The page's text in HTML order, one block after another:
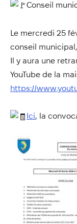
Conseil
Le mercredi 25
conseil
Il y aura une
YouTube de la
https://
Ici, la